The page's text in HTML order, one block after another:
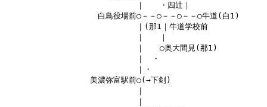
｜　　・四辻｜
白鳥役場前○－－○－－○－－○牛道(白1)
｜(那1｜牛道学校前
｜　　｜
｜　　○奥大間見(那1)
｜　・
｜・
美濃弥富駅前○(→下剣)
｜
｜